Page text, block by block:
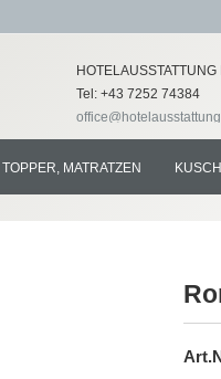
Lieferland
Konto
HOTELAUSSTATTUNG
Tel: +43 7252 74384
TOPPER, MATRATZEN